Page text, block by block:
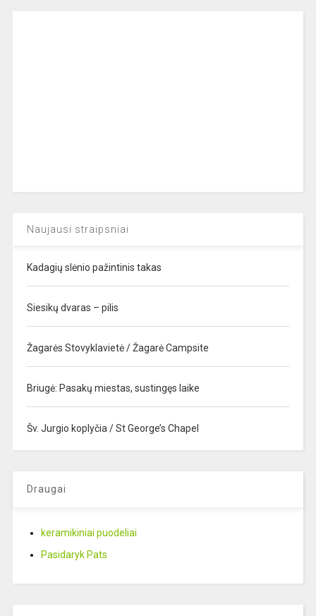
Naujausi straipsniai
Kadagių slėnio pažintinis takas
Siesikų dvaras – pilis
Žagarės Stovyklavietė / Žagarė Campsite
Briugė: Pasakų miestas, sustingęs laike
Šv. Jurgio koplyčia / St George’s Chapel
Draugai
keramikiniai puodeliai
Pasidaryk Pats